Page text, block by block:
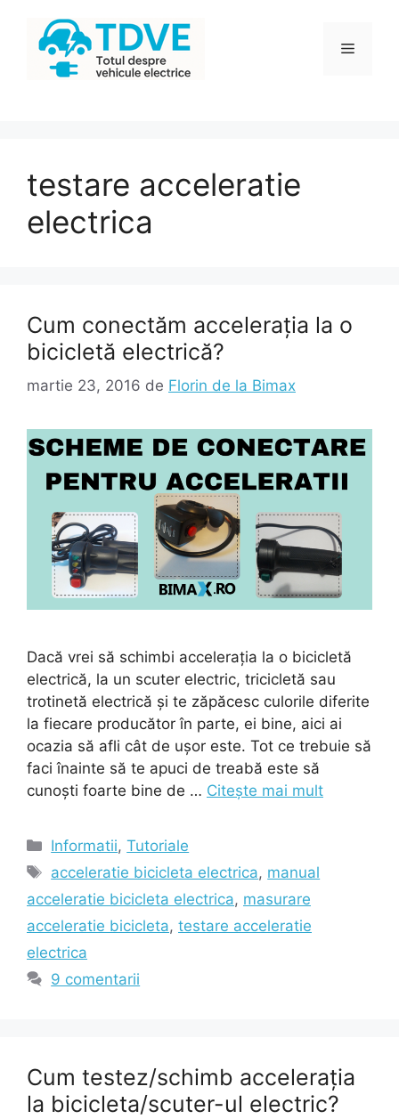
conținut
Meniu
testare acceleratie
electrica
Cum conectăm accelerația la o
bicicletă electrică?
martie 23, 2016 de Florin de la Bimax
Dacă vrei să schimbi accelerația la o bicicletă
electrică, la un scuter electric, tricicletă sau
trotinetă electrică și te zăpăcesc culorile diferite
la fiecare producător în parte, ei bine, aici ai
ocazia să afli cât de ușor este. Tot ce trebuie să
faci înainte să te apuci de treabă este să
cunoști foarte bine de … Citește mai mult
Categorii
Informatii,Tutoriale
Etichete
acceleratie bicicleta electrica, manual
acceleratie bicicleta electrica, masurare
acceleratie bicicleta, testare acceleratie
electrica
9 comentarii
Cum testez/schimb accelerația
la bicicleta/scuter-ul electric?